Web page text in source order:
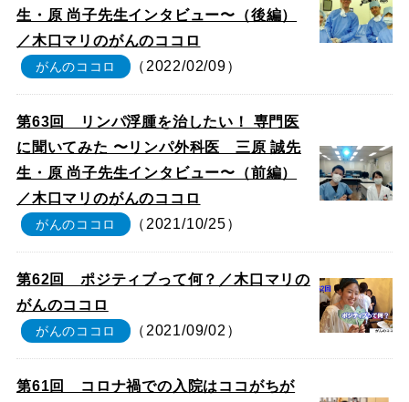
生・原 尚子先生インタビュー〜（後編）
／木口マリのがんのココロ
がんのココロ （2022/02/09）
第63回 リンパ浮腫を治したい！ 専門医
に聞いてみた 〜リンパ外科医 三原 誠先
生・原 尚子先生インタビュー〜（前編）
／木口マリのがんのココロ
がんのココロ （2021/10/25）
第62回 ポジティブって何？／木口マリの
がんのココロ
がんのココロ （2021/09/02）
第61回 コロナ禍での入院はココがちが